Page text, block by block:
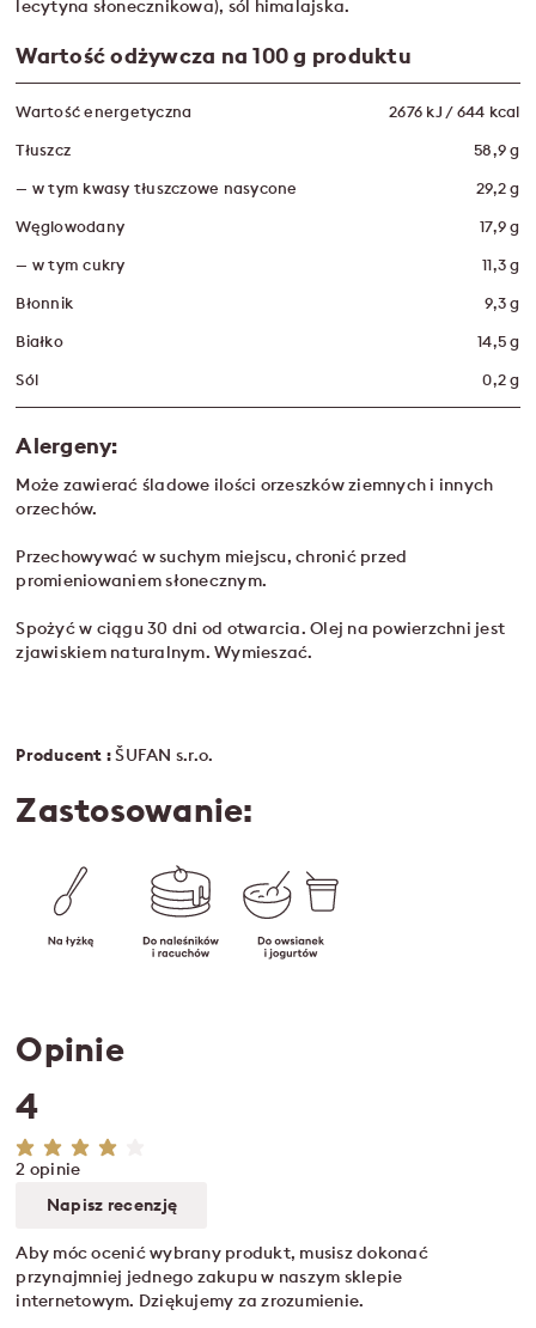
lecytyna słonecznikowa), sól himalajska.
Wartość odżywcza na 100 g produktu
Wartość energetyczna
Tłuszcz
— w tym kwasy tłuszczowe nasycone
Węglowodany
— w tym cukry
Błonnik
Białko
Sól
2676 kJ / 644 kcal
58,9 g
29,2 g
17,9 g
11,3 g
9,3 g
14,5 g
0,2 g
Alergeny:
Może zawierać śladowe ilości orzeszków ziemnych i innych
orzechów.
Przechowywać w suchym miejscu, chronić przed
promieniowaniem słonecznym.
Spożyć w ciągu 30 dni od otwarcia. Olej na powierzchni jest
zjawiskiem naturalnym. Wymieszać.
Producent :ŠUFAN s.r.o.
Zastosowanie:
Opinie
4
2 opinie
Napisz recenzję
Aby móc ocenić wybrany produkt, musisz dokonać
przynajmniej jednego zakupu w naszym sklepie
internetowym. Dziękujemy za zrozumienie.